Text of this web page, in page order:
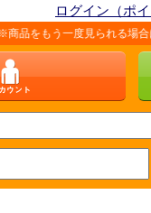
ログイン（ポ
一度見られる場合はこち